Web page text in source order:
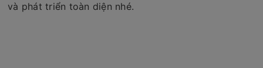
và phát triển toàn diện nhé.